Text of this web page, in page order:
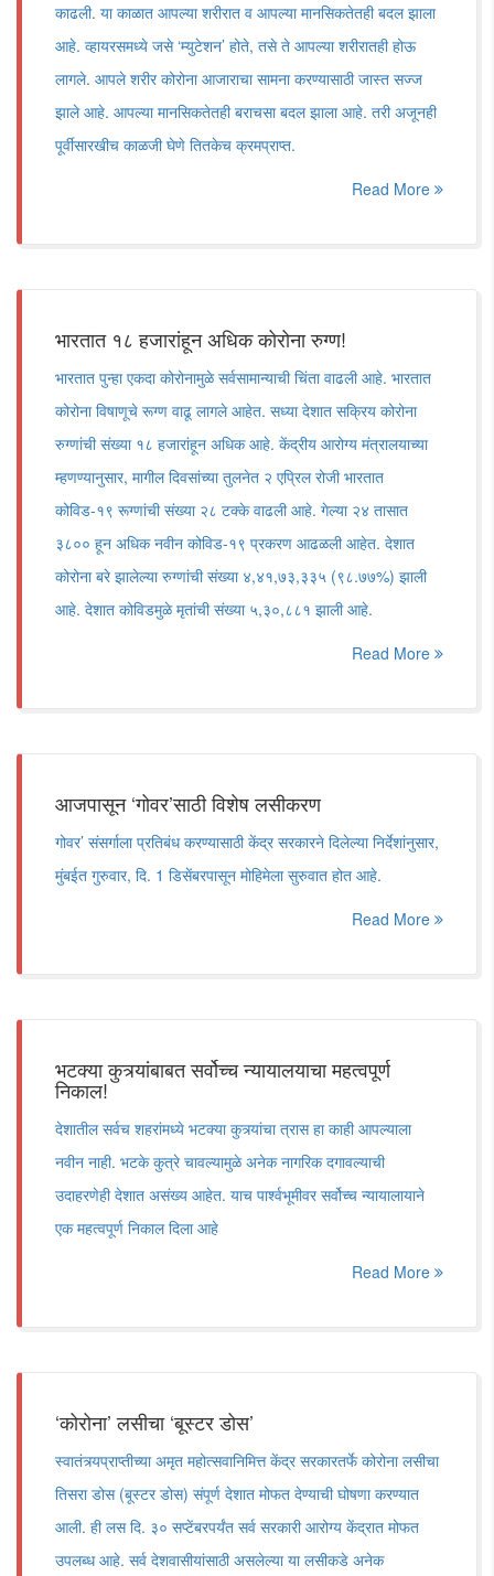
काढली. या काळात आपल्या शरीरात व आपल्या मानसिकतेतही बदल झाला
आहे. व्हायरसमध्ये जसे ‘म्युटेशन’ होते, तसे ते आपल्या शरीरातही होऊ
लागले. आपले शरीर कोरोना आजाराचा सामना करण्यासाठी जास्त सज्ज
झाले आहे. आपल्या मानसिकतेतही बराचसा बदल झाला आहे. तरी अजूनही
पूर्वीसारखीच काळजी घेणे तितकेच क्रमप्राप्त.
Read More
भारतात १८ हजारांहून अधिक कोरोना रुग्ण!
भारतात पुन्हा एकदा कोरोनामुळे सर्वसामान्याची चिंता वाढली आहे. भारतात
कोरोना विषाणूचे रूग्ण वाढू लागले आहेत. सध्या देशात सक्रिय कोरोना
रुग्णांची संख्या १८ हजारांहून अधिक आहे. केंद्रीय आरोग्य मंत्रालयाच्या
म्हणण्यानुसार, मागील दिवसांच्या तुलनेत २ एप्रिल रोजी भारतात
कोविड-१९ रूग्णांची संख्या २८ टक्के वाढली आहे. गेल्या २४ तासात
३८०० हून अधिक नवीन कोविड-१९ प्रकरण आढळली आहेत. देशात
कोरोना बरे झालेल्या रुग्णांची संख्या ४,४१,७३,३३५ (९८.७७%) झाली
आहे. देशात कोविडमुळे मृतांची संख्या ५,३०,८८१ झाली आहे.
Read More
आजपासून ‘गोवर’साठी विशेष लसीकरण
गोवर’ संसर्गाला प्रतिबंध करण्यासाठी केंद्र सरकारने दिलेल्या निर्देशांनुसार,
मुंबईत गुरुवार, दि. 1 डिसेंबरपासून मोहिमेला सुरुवात होत आहे.
Read More
भटक्या कुत्र्यांबाबत सर्वोच्च न्यायालयाचा महत्वपूर्ण
निकाल!
देशातील सर्वच शहरांमध्ये भटक्या कुत्र्यांचा त्रास हा काही आपल्याला
नवीन नाही. भटके कुत्रे चावल्यामुळे अनेक नागरिक दगावल्याची
उदाहरणेही देशात असंख्य आहेत. याच पार्श्वभूमीवर सर्वोच्च न्यायालायाने
एक महत्वपूर्ण निकाल दिला आहे
Read More
‘कोरोना’ लसीचा ‘बूस्टर डोस’
स्वातंत्र्यप्राप्तीच्या अमृत महोत्सवानिमित्त केंद्र सरकारतर्फे कोरोना लसीचा
तिसरा डोस (बूस्टर डोस) संपूर्ण देशात मोफत देण्याची घोषणा करण्यात
आली. ही लस दि. ३० सप्टेंबरपर्यंत सर्व सरकारी आरोग्य केंद्रात मोफत
उपलब्ध आहे. सर्व देशवासीयांसाठी असलेल्या या लसीकडे अनेक